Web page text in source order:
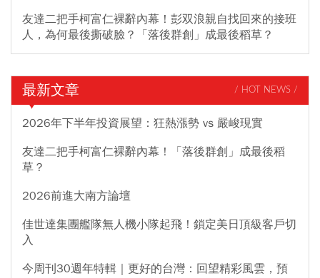
友達二把手柯富仁裸辭內幕！彭双浪親自找回來的接班
人，為何最後撕破臉？「落後群創」成最後稻草？
最新文章 / HOT NEWS /
2026年下半年投資展望：狂熱漲勢 vs 嚴峻現實
友達二把手柯富仁裸辭內幕！「落後群創」成最後稻
草？
2026前進大南方論壇
佳世達集團艦隊無人機小隊起飛！鎖定美日頂級客戶切
入
今周刊30週年特輯｜更好的台灣：回望精彩風雲，預